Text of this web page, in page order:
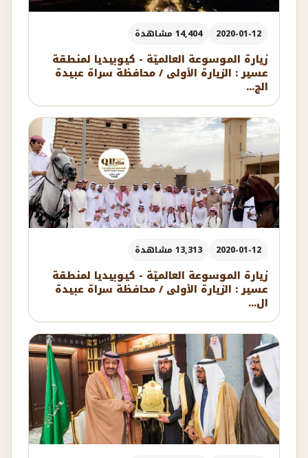
2020-01-12 14,404 مشاهدة
زيارة الموسوعة العالميّة - كيوبيديا لمنطقة
عسير : الزيارة الأولى / محافظة سراة عبيدة
الج...
2020-01-12 13,313 مشاهدة
زيارة الموسوعة العالميّة - كيوبيديا لمنطقة
عسير : الزيارة الأولى / محافظة سراة عبيدة
ال...